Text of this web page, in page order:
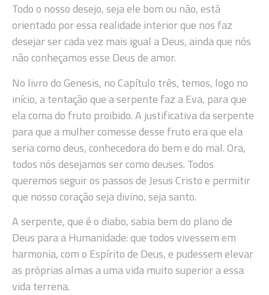
Todo o nosso desejo, seja ele bom ou não, está
orientado por essa realidade interior que nos faz
desejar ser cada vez mais igual a Deus, ainda que nós
não conheçamos esse Deus de amor.
No livro do Genesis, no Capítulo três, temos, logo no
início, a tentação que a serpente faz a Eva, para que
ela coma do fruto proibido. A justificativa da serpente
para que a mulher comesse desse fruto era que ela
seria como deus, conhecedora do bem e do mal. Ora,
todos nós desejamos ser como deuses. Todos
queremos seguir os passos de Jesus Cristo e permitir
que nosso coração seja divino, seja santo.
A serpente, que é o diabo, sabia bem do plano de
Deus para a Humanidade: que todos vivessem em
harmonia, com o Espírito de Deus, e pudessem elevar
as próprias almas a uma vida muito superior a essa
vida terrena.